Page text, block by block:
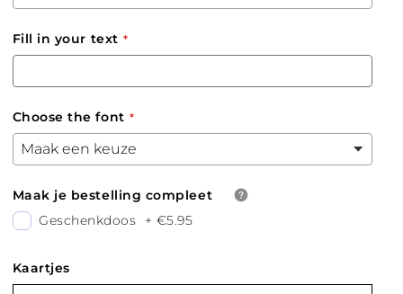
Fill in your text
Choose the font
Maak je bestelling compleet
Geschenkdoos
+ €5.95
Kaartjes